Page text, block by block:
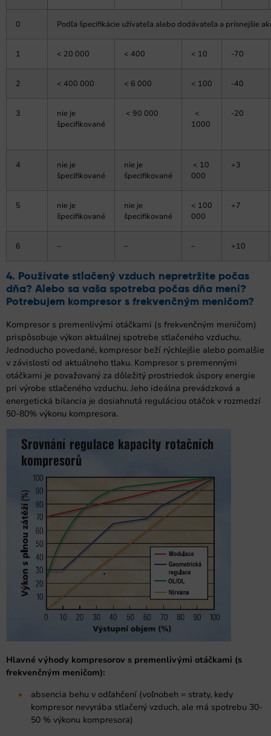
0 Podľa špecifikácie užívateľa alebo dodávateľa a prísnejšie
1 < 20 000 < 400 < 10 -70
2 < 400 000 < 6 000 < 100 -40
3
nie je
špecifikované
< 90 000
<
1000
-20
4
nie je
špecifikované
nie je
špecifikované
< 10
000
+3
5
nie je
špecifikované
nie je
špecifikované
< 100
000
+7
6 – – – +10
4. Používate stlačený vzduch nepretržite počas
dňa? Alebo sa vaša spotreba počas dňa mení?
Potrebujem kompresor s frekvenčným meničom?
Kompresor s premenlivými otáčkami (s frekvenčným meničom)
prispôsobuje výkon aktuálnej spotrebe stlačeného vzduchu.
Jednoducho povedané, kompresor beží rýchlejšie alebo pomalšie
v závislosti od aktuálneho tlaku. Kompresor s premennými
otáčkami je považovaný za dôležitý prostriedok úspory energie
pri výrobe stlačeného vzduchu. Jeho ideálna prevádzková a
energetická bilancia je dosiahnutá reguláciou otáčok v rozmedzí
50-80% výkonu kompresora.
Hlavné výhody kompresorov s premenlivými otáčkami (s
frekvenčným meničom):
absencia behu v odľahčení (voľnobeh = straty, kedy
kompresor nevyrába stlačený vzduch, ale má spotrebu 30-
50 % výkonu kompresora)